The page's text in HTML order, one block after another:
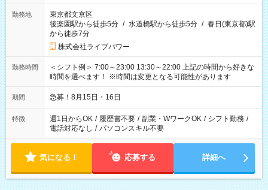
勤務地
東京都文京区
後楽園駅から徒歩5分 / 水道橋駅から徒歩5分 / 春日(東京都)駅
から徒歩7分
株式会社ライブパワー
勤務時間
＜シフト例＞ 7:00～23:00 13:30～22:00 上記の時間から好きな
時間を選べます！ ※時間は変更となる可能性があります
期間 急募！8月15日・16日
特徴 週1日からOK / 履歴書不要 / 副業・WワークOK / シフト勤務 /
電話対応なし / パソコンスキル不要
気になる！ 応募する 詳細へ